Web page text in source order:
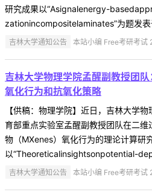
研究成果以“Asignalenergy-
zationincompositelaminates”为题发
吉林大学通知公告 本站小编 Free考研考
吉林大学物理学院孟醒副教授团
氧化行为和抗氧化策略
【供稿：物理学院】近日，吉林大学
育部重点实验室孟醒副教授团队在二
物（MXenes）氧化行为的理论计算研
以“Theoreticalinsightsonpotential-
吉林大学通知公告 本站小编 Free考研考